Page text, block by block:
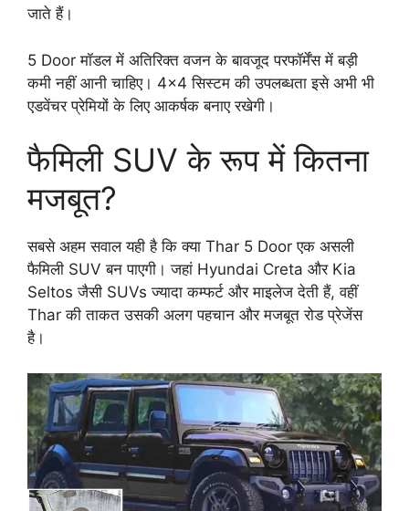
जाते हैं।
5 Door मॉडल में अतिरिक्त वजन के बावजूद परफॉर्मेंस में बड़ी
कमी नहीं आनी चाहिए। 4×4 सिस्टम की उपलब्धता इसे अभी भी
एडवेंचर प्रेमियों के लिए आकर्षक बनाए रखेगी।
फैमिली SUV के रूप में कितना
मजबूत?
सबसे अहम सवाल यही है कि क्या Thar 5 Door एक असली
फैमिली SUV बन पाएगी। जहां Hyundai Creta और Kia
Seltos जैसी SUVs ज्यादा कम्फर्ट और माइलेज देती हैं, वहीं
Thar की ताकत उसकी अलग पहचान और मजबूत रोड प्रेजेंस
है।